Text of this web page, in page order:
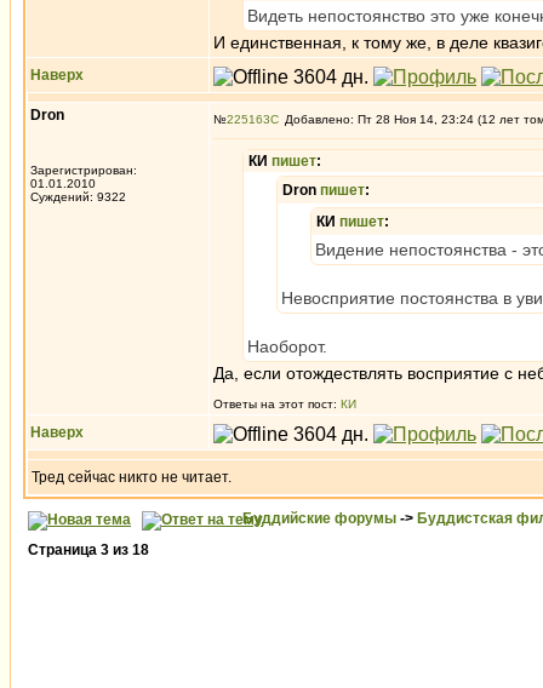
Видеть непостоянство это уже
И единственная, к тому же, в деле
Наверх
Dron
Зарегистрирован:
01.01.2010
Суждений: 9322
№225163 Добавлено: Пт 28 Ноя 14, 23:24 (12 лет
КИ пишет:
Dron пишет:
КИ пишет:
Видение непостоянства -
Невосприятие постоянства в
Наоборот.
Да, если отождествлять восприятие с
Ответы на этот пост: КИ
Наверх
Тред сейчас никто не читает.
Буддийские форумы -> Буддистская
Страница 3 из 18